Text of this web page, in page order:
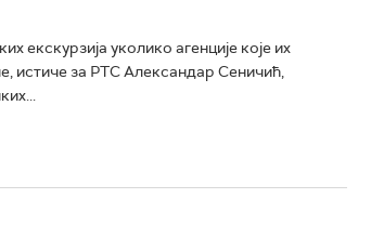
екскурзија уколико агенције које их
истиче за РТС Александар Сеничић,